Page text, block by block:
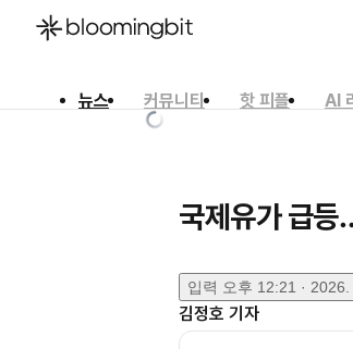
뉴스 커뮤니티 핫 피플 AI
국제유가 급
입력 오후 12:21 · 2026.
김정호 기자